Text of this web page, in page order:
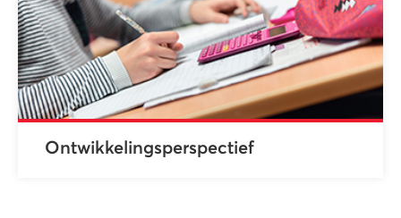
Ontwikkelingsperspectief